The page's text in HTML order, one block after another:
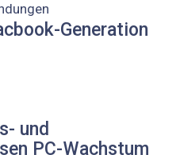
Generation
und
PC-Wachstum